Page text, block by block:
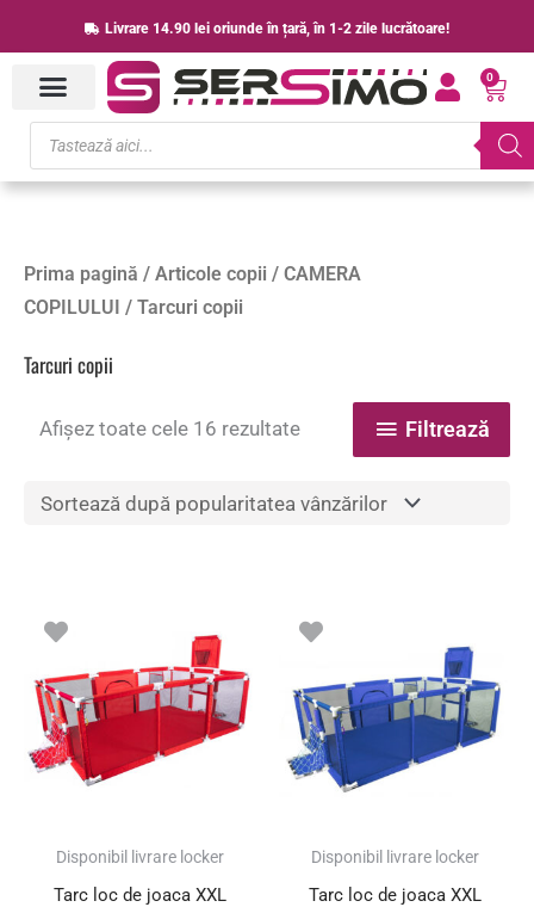
to
content
Livrare 14.90 lei oriunde în țară, în 1-2 zile lucrătoare!
0
Cart
Products
search
Prima pagină / Articole copii / CAMERA
COPILULUI / Tarcuri copii
Tarcuri copii
Afișez toate cele 16 rezultate
Sortat
după
Filtrează
Disponibil livrare locker
Tarc loc de joaca XXL
Disponibil livrare locker
Tarc loc de joaca XXL